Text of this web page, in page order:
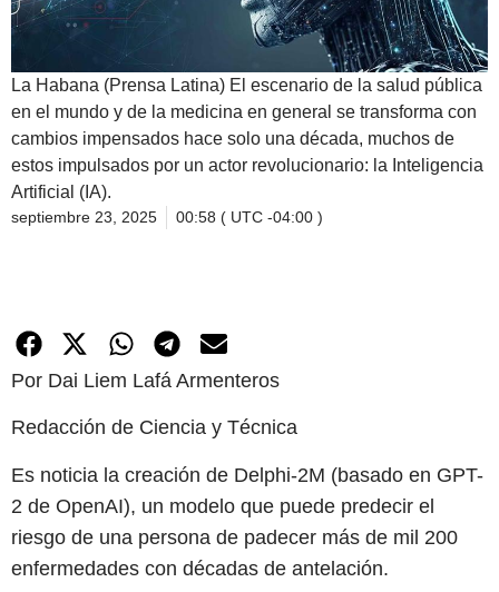
La Habana (Prensa Latina) El escenario de la salud pública
en el mundo y de la medicina en general se transforma con
cambios impensados hace solo una década, muchos de
estos impulsados por un actor revolucionario: la Inteligencia
Artificial (IA).
septiembre 23, 2025 00:58 ( UTC -04:00 )
Por Dai Liem Lafá Armenteros
Redacción de Ciencia y Técnica
Es noticia la creación de Delphi-2M (basado en GPT-
2 de OpenAI), un modelo que puede predecir el
riesgo de una persona de padecer más de mil 200
enfermedades con décadas de antelación.